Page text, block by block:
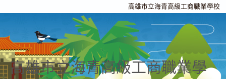
高雄市立海青高級工商職業學校
高雄市立海青高級工商職業學